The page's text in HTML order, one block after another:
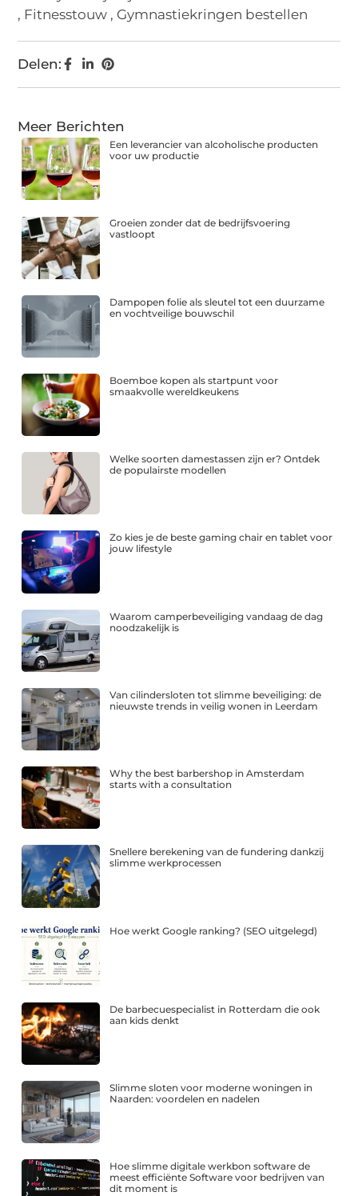
, Fitnesstouw , Gymnastiekringen bestellen
Delen:
Meer Berichten
Een leverancier van alcoholische producten
voor uw productie
Groeien zonder dat de bedrijfsvoering
vastloopt
Dampopen folie als sleutel tot een duurzame
en vochtveilige bouwschil
Boemboe kopen als startpunt voor
smaakvolle wereldkeukens
Welke soorten damestassen zijn er? Ontdek
de populairste modellen
Zo kies je de beste gaming chair en tablet voor
jouw lifestyle
Waarom camperbeveiliging vandaag de dag
noodzakelijk is
Van cilindersloten tot slimme beveiliging: de
nieuwste trends in veilig wonen in Leerdam
Why the best barbershop in Amsterdam
starts with a consultation
Snellere berekening van de fundering dankzij
slimme werkprocessen
Hoe werkt Google ranking? (SEO uitgelegd)
De barbecuespecialist in Rotterdam die ook
aan kids denkt
Slimme sloten voor moderne woningen in
Naarden: voordelen en nadelen
Hoe slimme digitale werkbon software de
meest efficiënte Software voor bedrijven van
dit moment is